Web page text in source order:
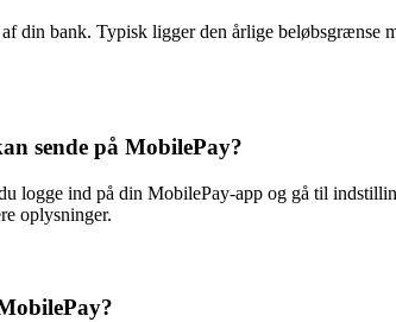
din bank. Typisk ligger den årlige
sende på MobilePay?
logge ind på din MobilePay-app og gå til
oplysninger.